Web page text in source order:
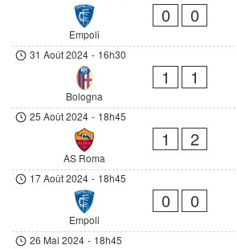
Empoli
0 0
31 Août 2024 - 16h30
Bologna
1 1
25 Août 2024 - 18h45
AS Roma
1 2
17 Août 2024 - 18h45
Empoli
0 0
26 Mai 2024 - 18h45